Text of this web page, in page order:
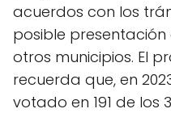
acuerdos con los
posible
otros municipios. El
recuerda que, en
votado en 191 de los